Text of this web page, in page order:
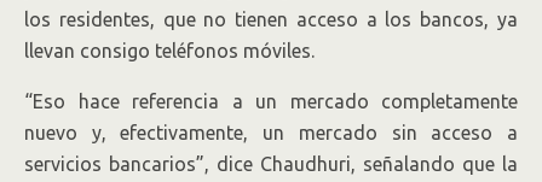
los residentes, que no tienen acceso a los bancos, ya
llevan consigo teléfonos móviles.
“Eso hace referencia a un mercado completamente
nuevo y, efectivamente, un mercado sin acceso a
servicios bancarios”, dice Chaudhuri, señalando que la